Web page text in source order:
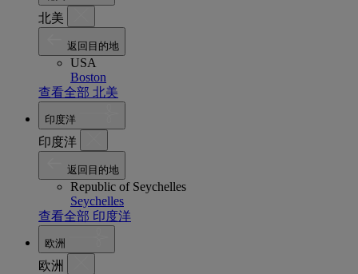
北美
返回目的地
USA
Boston
查看全部 北美
印度洋
印度洋
返回目的地
Republic of Seychelles
Seychelles
查看全部 印度洋
欧洲
欧洲